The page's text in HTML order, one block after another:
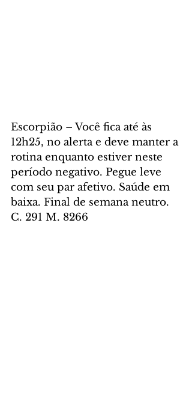
Escorpião – Você fica até às
12h25, no alerta e deve manter a
rotina enquanto estiver neste
período negativo. Pegue leve
com seu par afetivo. Saúde em
baixa. Final de semana neutro.
C. 291 M. 8266